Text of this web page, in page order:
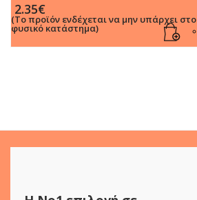
2.35€
(Το προϊόν ενδέχεται να μην υπάρχει στο
φυσικό κατάστημα)